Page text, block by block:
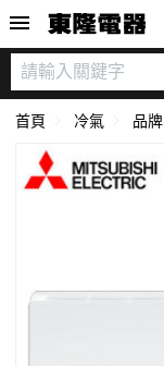
首頁 冷氣 品牌